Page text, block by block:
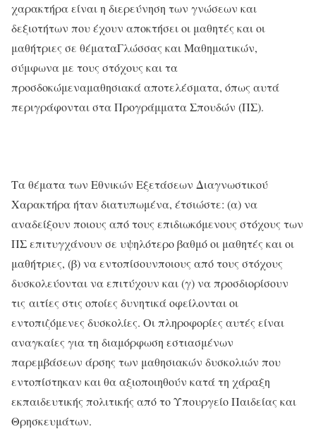
χαρακτήρα είναι η διερεύνηση των γνώσεων και
δεξιοτήτων που έχουν αποκτήσει οι μαθητές και οι
μαθήτριες σε θέματαΓλώσσας και Μαθηματικών,
σύμφωνα με τους στόχους και τα
προσδοκώμεναμαθησιακά αποτελέσματα, όπως αυτά
περιγράφονται στα Προγράμματα Σπουδών (ΠΣ).
Τα θέματα των Εθνικών Εξετάσεων Διαγνωστικού
Χαρακτήρα ήταν διατυπωμένα, έτσιώστε: (α) να
αναδείξουν ποιους από τους επιδιωκόμενους στόχους των
ΠΣ επιτυγχάνουν σε υψηλότερο βαθμό οι μαθητές και οι
μαθήτριες, (β) να εντοπίσουνποιους από τους στόχους
δυσκολεύονται να επιτύχουν και (γ) να προσδιορίσουν
τις αιτίες στις οποίες δυνητικά οφείλονται οι
εντοπιζόμενες δυσκολίες. Οι πληροφορίες αυτές είναι
αναγκαίες για τη διαμόρφωση εστιασμένων
παρεμβάσεων άρσης των μαθησιακών δυσκολιών που
εντοπίστηκαν και θα αξιοποιηθούν κατά τη χάραξη
εκπαιδευτικής πολιτικής από το Υπουργείο Παιδείας και
Θρησκευμάτων.